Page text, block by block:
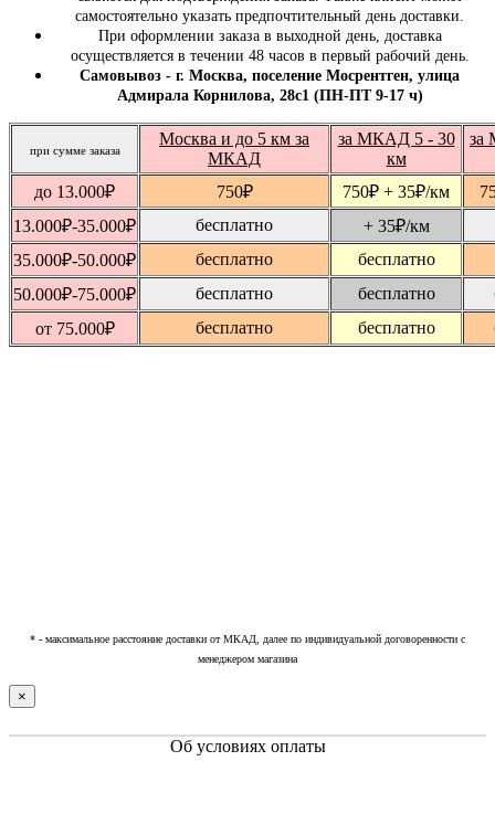
самостоятельно указать предпочтительный день доставки.
При оформлении заказа в выходной день, доставка
осуществляется в течении 48 часов в первый рабочий день.
Самовывоз - г. Москва, поселение Мосрентген, улица
Адмирала Корнилова, 28с1 (ПН-ПТ 9-17 ч)
при сумме заказа
Москва и до 5 км за
МКАД
за МКАД 5 - 30
км
за
до 13.000₽ 750₽ 750₽ + 35₽/км
13.000₽-35.000₽ бесплатно + 35₽/км
35.000₽-50.000₽ бесплатно
бесплатно
50.000₽-75.000₽ бесплатно бесплатно
от 75.000₽ бесплатно бесплатно
* - максимальное расстояние доставки от МКАД, далее по индивидуальной договоренности с
менеджером магазина
×
Об условиях оплаты